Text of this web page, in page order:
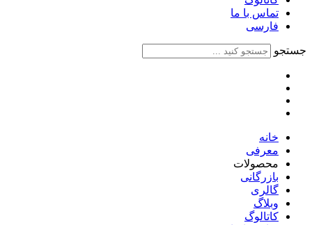
تماس با ما
فارسی
English
جستجو
خانه
معرفی
محصولات
بازرگانی
گالری
وبلاگ
کاتالوگ